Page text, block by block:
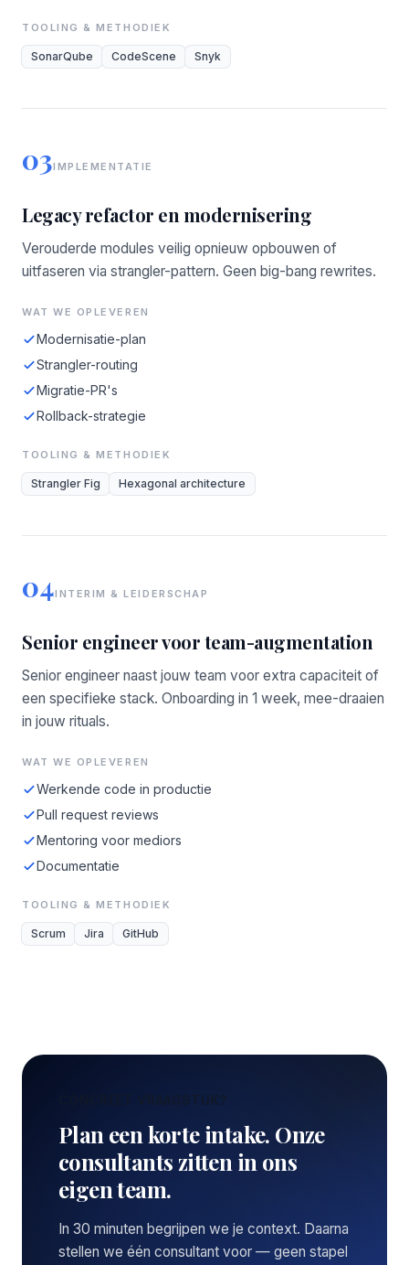
TOOLING & METHODIEK
SonarQube CodeScene Snyk
03IMPLEMENTATIE
Legacy refactor en modernisering
Verouderde modules veilig opnieuw opbouwen of
uitfaseren via strangler-pattern. Geen big-bang rewrites.
WAT WE OPLEVEREN
Modernisatie-plan
Strangler-routing
Migratie-PR's
Rollback-strategie
TOOLING & METHODIEK
Strangler Fig Hexagonal architecture
04INTERIM & LEIDERSCHAP
Senior engineer voor team-augmentation
Senior engineer naast jouw team voor extra capaciteit of
een specifieke stack. Onboarding in 1 week, mee-draaien
in jouw rituals.
WAT WE OPLEVEREN
Werkende code in productie
Pull request reviews
Mentoring voor mediors
Documentatie
TOOLING & METHODIEK
Scrum Jira GitHub
CONCREET VRAAGSTUK?
Plan een korte intake. Onze
consultants zitten in ons
eigen team.
In 30 minuten begrijpen we je context. Daarna
stellen we één consultant voor — geen stapel